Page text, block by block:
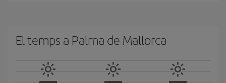
El temps a Palma de Mallorca